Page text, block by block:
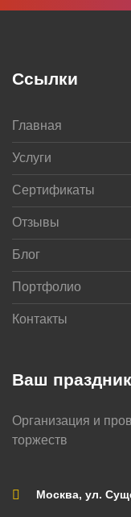
Ваш праздник
Организация и
торжеств
Москва, ул.
Ссылки
Главная
Услуги
Сертификаты
Отзывы
Блог
Портфолио
Контакты